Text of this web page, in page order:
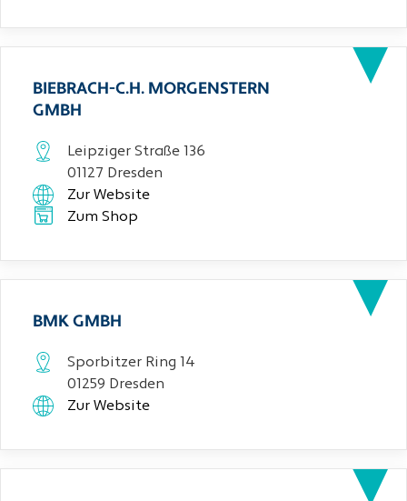
BIEBRACH-C.H. MORGENSTERN
GMBH
Leipziger Straße 136
01127 Dresden
Zur Website
Zum Shop
BMK GMBH
Sporbitzer Ring 14
01259 Dresden
Zur Website